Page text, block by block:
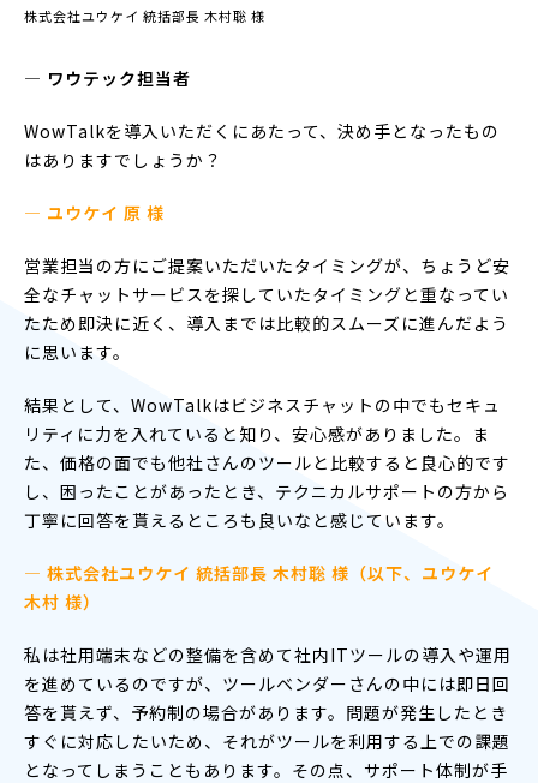
株式会社ユウケイ 統括部長 木村聡 様
― ワウテック担当者
WowTalkを導入いただくにあたって、決め手となったもの
はありますでしょうか？
— ユウケイ 原 様
営業担当の方にご提案いただいたタイミングが、ちょうど安
全なチャットサービスを探していたタイミングと重なってい
たため即決に近く、導入までは比較的スムーズに進んだよう
に思います。
結果として、WowTalkはビジネスチャットの中でもセキュ
リティに力を入れていると知り、安心感がありました。ま
た、価格の面でも他社さんのツールと比較すると良心的です
し、困ったことがあったとき、テクニカルサポートの方から
丁寧に回答を貰えるところも良いなと感じています。
— 株式会社ユウケイ 統括部長 木村聡 様（以下、ユウケイ
木村 様）
私は社用端末などの整備を含めて社内ITツールの導入や運用
を進めているのですが、ツールベンダーさんの中には即日回
答を貰えず、予約制の場合があります。問題が発生したとき
すぐに対応したいため、それがツールを利用する上での課題
となってしまうこともあります。その点、サポート体制が手